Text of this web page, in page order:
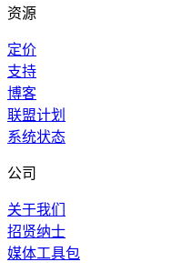
资源
定价
支持
博客
联盟计划
系统状态
公司
关于我们
招贤纳士
媒体工具包